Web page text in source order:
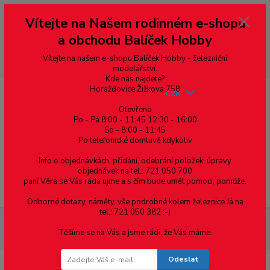
--- pro zákazníky ze Slovenska a jiných zemí, pokud chcete platit v eurech
přepněte si e-shop na euro 💶 pro přepočet měny - pravý horní roh ---
dobírky – pokud si z nějakého důvodu zásilku nevyzvednete, bude po
domluvě zaslána znovu s opětovnou platbou za poštovné, v opačném
případě bude zrušena a účet přidán na blacklist a rušeny následující
objednávky.
Menu
CZK
Šroub "vratový" s nízkou zaoblenou hlavou M10x60 mm
Vítejte na Našem rodinném e-shopu
a obchodu Balíček Hobby
Vítejte na našem e-shopu Balíček Hobby - železniční
modelářství.
Kde nás najdete?
Horažďovice Žižkova 758
Otevřeno
Po - Pá 8:00 - 11:45 12:30 - 16:00
So - 8:00 - 11:45
Po telefonické domluvě kdykoliv
Info o objednávkách, přidání, odebrání položek, úpravy
objednávek na tel.: 721 050 700
paní Věra se Vás ráda ujme a s čím bude umět pomoci, pomůže.
Odborné dotazy, náměty, vše podrobné kolem železnice Já na
tel.: 721 050 382 :-)
Těšíme se na Vás a jsme rádi, že Vás máme.
Odeslat